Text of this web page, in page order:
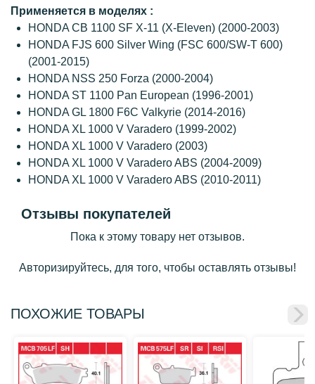
Применяется в моделях :
HONDA CB 1100 SF X-11 (X-Eleven) (2000-2003)
HONDA FJS 600 Silver Wing (FSC 600/SW-T 600)
(2001-2015)
HONDA NSS 250 Forza (2000-2004)
HONDA ST 1100 Pan European (1996-2001)
HONDA GL 1800 F6C Valkyrie (2014-2016)
HONDA XL 1000 V Varadero (1999-2002)
HONDA XL 1000 V Varadero (2003)
HONDA XL 1000 V Varadero ABS (2004-2009)
HONDA XL 1000 V Varadero ABS (2010-2011)
Отзывы покупателей
Пока к этому товару нет отзывов.
Авторизируйтесь, для того, чтобы оставлять отзывы!
ПОХОЖИЕ ТОВАРЫ